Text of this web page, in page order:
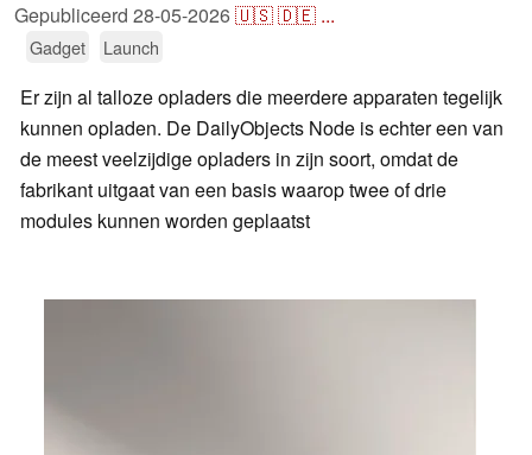
Gepubliceerd 28-05-2026🇺🇸🇩🇪 ...
Gadget Launch
Er zijn al talloze opladers die meerdere apparaten tegelijk
kunnen opladen. De DailyObjects Node is echter een van
de meest veelzijdige opladers in zijn soort, omdat de
fabrikant uitgaat van een basis waarop twee of drie
modules kunnen worden geplaatst